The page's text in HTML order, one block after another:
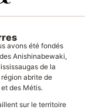
avons été fondés
Anishinabewaki,
de la
abrite de
des Métis.
sur le territoire